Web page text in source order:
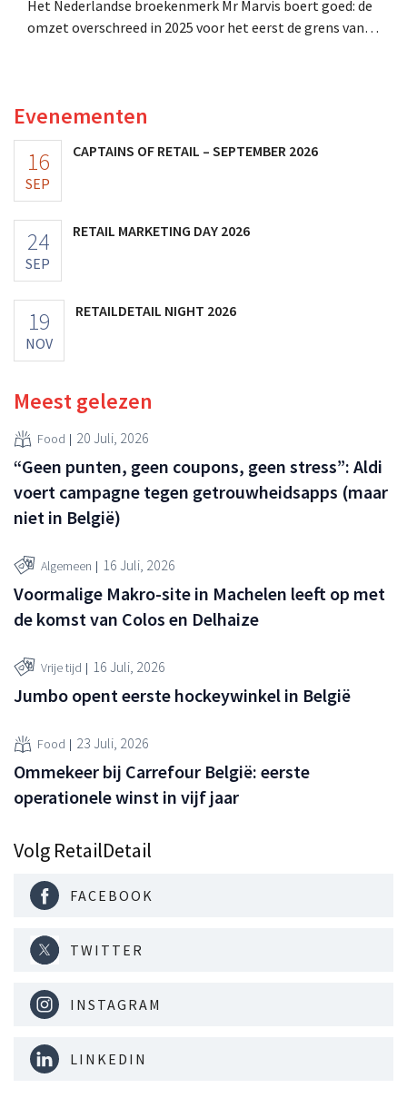
Het Nederlandse broekenmerk Mr Marvis boert goed: de
omzet overschreed in 2025 voor het eerst de grens van
Evenementen
16
SEP
CAPTAINS OF RETAIL – SEPTEMBER 2026
24
SEP
RETAIL MARKETING DAY 2026
19
NOV
RETAILDETAIL NIGHT 2026
Meest gelezen
Food 20 Juli, 2026
“Geen punten, geen coupons, geen stress”: Aldi
voert campagne tegen getrouwheidsapps (maar
niet in België)
Algemeen 16 Juli, 2026
Voormalige Makro-site in Machelen leeft op met
de komst van Colos en Delhaize
Vrije tijd 16 Juli, 2026
Jumbo opent eerste hockeywinkel in België
Food 23 Juli, 2026
Ommekeer bij Carrefour België: eerste
operationele winst in vijf jaar
Volg RetailDetail
FACEBOOK
TWITTER
INSTAGRAM
LINKEDIN